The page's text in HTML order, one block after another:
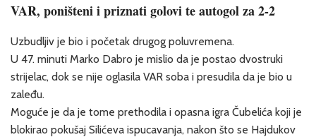
VAR, poništeni i priznati golovi te autogol za 2-2
Uzbudljiv je bio i početak drugog poluvremena.
U 47. minuti Marko Dabro je mislio da je postao dvostruki
strijelac, dok se nije oglasila VAR soba i presudila da je bio u
zaleđu.
Moguće je da je tome prethodila i opasna igra Čubelića koji je
blokirao pokušaj Silićeva ispucavanja, nakon što se Hajdukov